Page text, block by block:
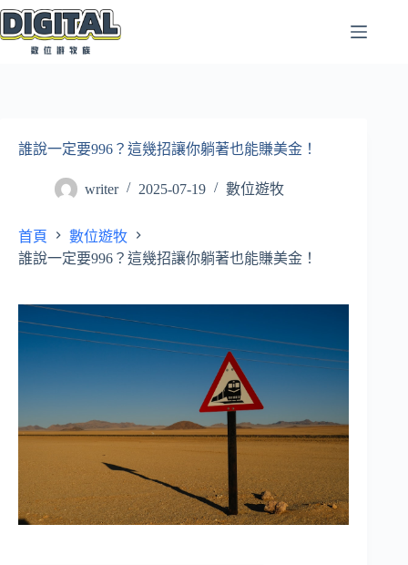
跳
至
誰說一定要996？這幾招讓你躺著也能賺美金！
writer 2025-07-19 數位遊牧
首頁
數位遊牧
誰說一定要996？這幾招讓你躺著也能賺美金！